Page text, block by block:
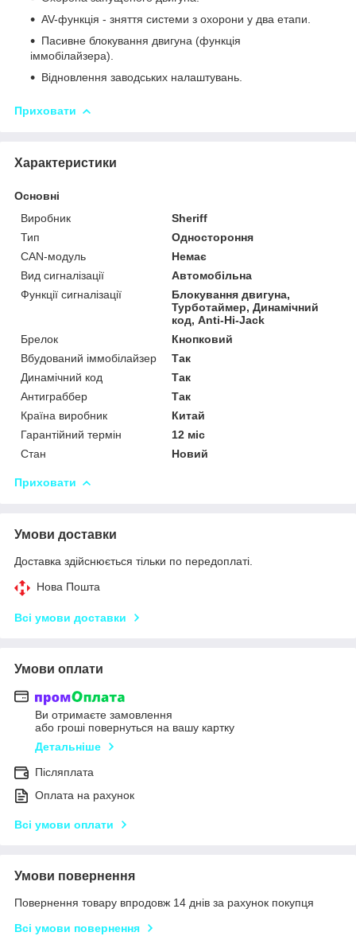
AV-функція - зняття системи з охорони у два етапи.
Пасивне блокування двигуна (функція
іммобілайзера).
Відновлення заводських налаштувань.
Приховати
Характеристики
Основні
Виробник
Sheriff
Тип
Одностороння
СAN-модуль
Немає
Вид сигналізації
Автомобільна
Функції сигналізації
Блокування двигуна,
Турботаймер, Динамічний
код, Anti-Hi-Jack
Брелок
Кнопковий
Вбудований іммобілайзер
Так
Динамічний код
Так
Антиграббер
Так
Країна виробник
Китай
Гарантійний термін
12 міс
Стан
Новий
Приховати
Умови доставки
Доставка здійснюється тільки по передоплаті.
Нова Пошта
Всі умови доставки
Умови оплати
Ви отримаєте замовлення
або гроші повернуться на вашу картку
Детальніше
Післяплата
Оплата на рахунок
Всі умови оплати
Умови повернення
Повернення товару впродовж 14 днів за рахунок покупця
Всі умови повернення